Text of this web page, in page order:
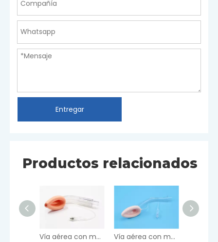
Entregar
Productos relacionados
Vía aérea con mascarilla laríngea de doble lumen de silicona (LMA) Vía aérea con mascarilla laríngea de PVC + silicona (LMA)